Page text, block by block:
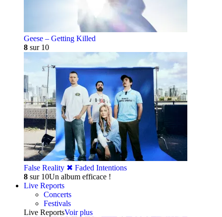
Geese – Getting Killed
8 sur 10
False Reality ✖︎ Faded Intentions
8 sur 10Un album efficace !
Live Reports
Concerts
Festivals
Live ReportsVoir plus